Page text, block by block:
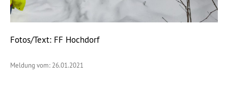
Fotos/Text: FF Hochdorf
Meldung vom: 26.01.2021